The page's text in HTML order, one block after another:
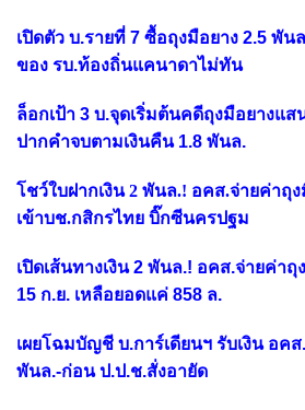
เปิดตัว บ.รายที่ 7 ซื้อถุงมือยาง 2.5 พัน
ของ รบ.ท้องถิ่นแคนาดาไม่ทัน
ล็อกเป้า 3 บ.จุดเริ่มต้นคดีถุงมือยางแ
ปากคำจบตามเงินคืน 1.8 พันล.
โชว์ใบฝากเงิน 2 พันล.! อคส.จ่ายค่าถุ
เข้าบช.กสิกรไทย บิ๊กซีนครปฐม
เปิดเส้นทางเงิน 2 พันล.! อคส.จ่ายค่า
15 ก.ย. เหลือยอดแค่ 858 ล.
เผยโฉมบัญชี บ.การ์เดียนฯ รับเงิน อค
พันล.-ก่อน ป.ป.ช.สั่งอายัด